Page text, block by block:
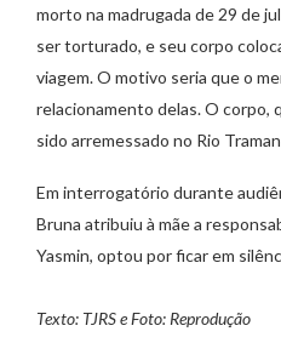
morto na madrugada de 29 de
ser torturado, e seu corpo
viagem. O motivo seria que o
relacionamento delas. O corpo,
sido arremessado no Rio
Em interrogatório durante
Bruna atribuiu à mãe a
Yasmin, optou por ficar em
Texto: TJRS e Foto: Reprodução